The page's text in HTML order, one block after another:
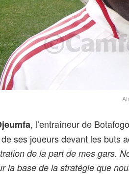
, l’entraîneur de
ses joueurs devant les buts
de la part de mes gars.
la base de la stratégie que